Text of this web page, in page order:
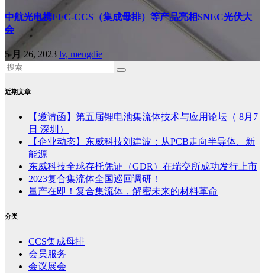
中航光电携FFC-CCS（集成母排）等产品亮相SNEC光伏大
会
5 月 26, 2023 lv, mengdie
近期文章
【邀请函】第五届锂电池集流体技术与应用论坛（ 8月7
日 深圳）
【企业动态】东威科技刘建波：从PCB走向半导体、新
能源
东威科技全球存托凭证（GDR）在瑞交所成功发行上市
2023复合集流体全国巡回调研！
量产在即！复合集流体，解密未来的材料革命
分类
CCS集成母排
会员服务
会议展会